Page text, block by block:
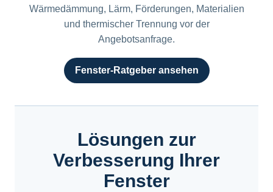
Wärmedämmung, Lärm, Förderungen, Materialien
und thermischer Trennung vor der
Angebotsanfrage.
Fenster-Ratgeber ansehen
Lösungen zur
Verbesserung Ihrer
Fenster